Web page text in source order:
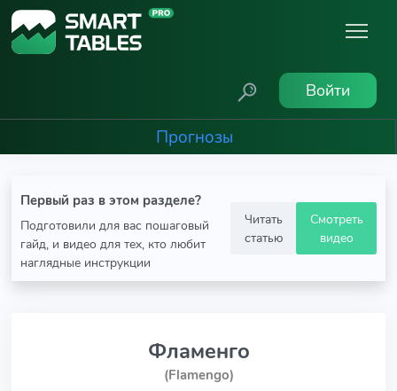
Войти
Прогнозы
Первый раз в этом разделе?
Подготовили для вас пошаговый
гайд, и видео для тех, кто любит
наглядные инструкции
Читать
статью
Смотреть
видео
Фламенго
(Flamengo)